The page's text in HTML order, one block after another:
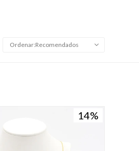
Recomendados
14